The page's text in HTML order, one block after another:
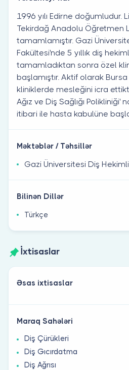
1996 yılı Edirne doğumludur.
Tekirdağ Anadolu Öğretmen
tamamlamıştır. Gazi
Fakültesi'nde 5 yıllık diş
tamamladıktan sonra özel
başlamıştır. Aktif olarak
kliniklerde mesleğini icra
Ağız ve Diş Sağlığı
itibari ile hasta kabulüne
Məktəblər / Təhsillər
Gazi Üniversitesi Diş
Bilinən Dillər
Türkçe
İxtisaslar
Əsas ixtisaslar
Maraq Sahələri
Diş Çürükleri
Diş Gıcırdatma
Diş Ağrısı